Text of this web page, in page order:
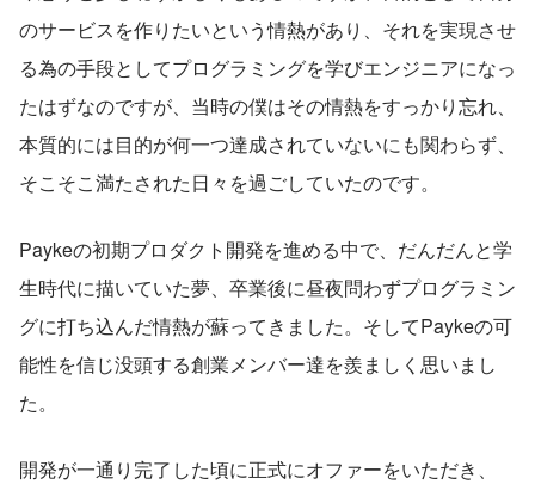
のサービスを作りたいという情熱があり、それを実現させ
る為の手段としてプログラミングを学びエンジニアになっ
たはずなのですが、当時の僕はその情熱をすっかり忘れ、
本質的には目的が何一つ達成されていないにも関わらず、
そこそこ満たされた日々を過ごしていたのです。
Paykeの初期プロダクト開発を進める中で、だんだんと学
生時代に描いていた夢、卒業後に昼夜問わずプログラミン
グに打ち込んだ情熱が蘇ってきました。そしてPaykeの可
能性を信じ没頭する創業メンバー達を羨ましく思いまし
た。
開発が一通り完了した頃に正式にオファーをいただき、